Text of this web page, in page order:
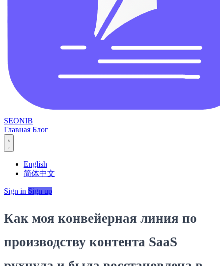
SEONIB
Главная Блог
English
简体中文
Sign in Sign up
Как моя конвейерная линия по
производству контента SaaS